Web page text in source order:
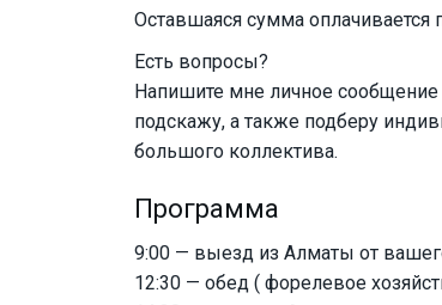
Оставшаяся сумма оплачивается
Есть вопросы?
Напишите мне личное сообщение
подскажу, а также подберу
большого коллектива.
Программа
9:00 — выезд из Алматы от
12:30 — обед ( форелевое